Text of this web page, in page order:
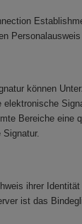
können
Bereiche eine
ihrer
ist das